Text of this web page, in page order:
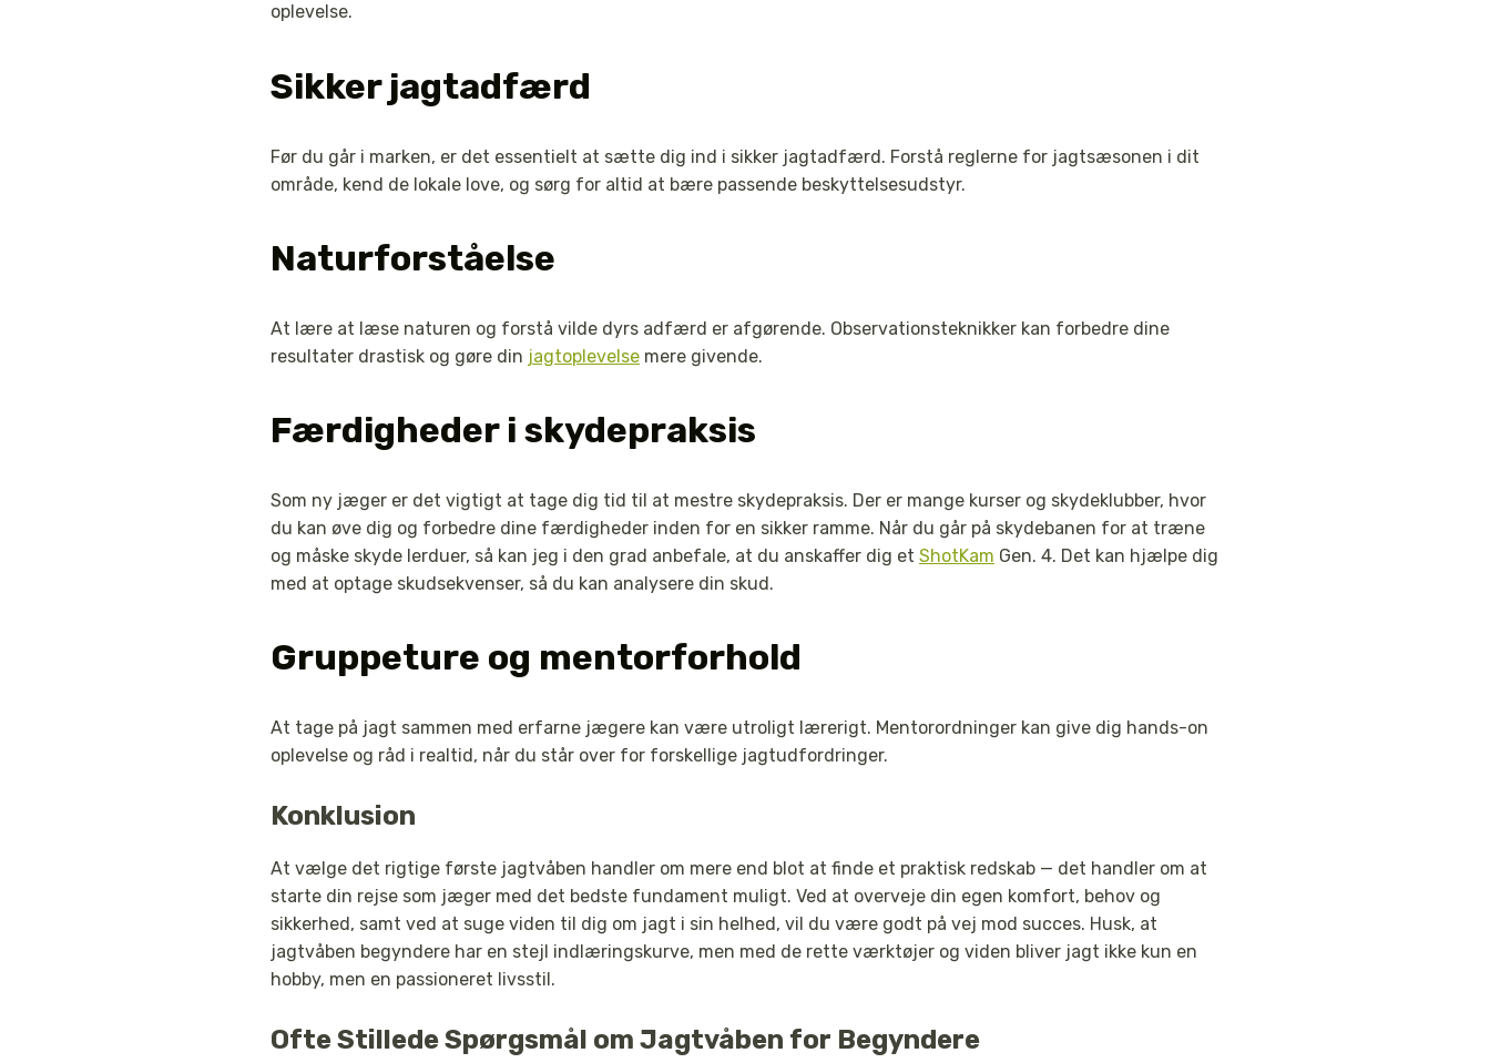
oplevelse.
Sikker jagtadfærd
Før du går i marken, er det essentielt at sætte dig ind i sikker jagtadfærd. Forstå reglerne for jagtsæsonen i dit
område, kend de lokale love, og sørg for altid at bære passende beskyttelsesudstyr.
Naturforståelse
At lære at læse naturen og forstå vilde dyrs adfærd er afgørende. Observationsteknikker kan forbedre dine
resultater drastisk og gøre din jagtoplevelse mere givende.
Færdigheder i skydepraksis
Som ny jæger er det vigtigt at tage dig tid til at mestre skydepraksis. Der er mange kurser og skydeklubber, hvor
du kan øve dig og forbedre dine færdigheder inden for en sikker ramme. Når du går på skydebanen for at træne
og måske skyde lerduer, så kan jeg i den grad anbefale, at du anskaffer dig et ShotKam Gen. 4. Det kan hjælpe dig
med at optage skudsekvenser, så du kan analysere din skud.
Gruppeture og mentorforhold
At tage på jagt sammen med erfarne jægere kan være utroligt lærerigt. Mentorordninger kan give dig hands-on
oplevelse og råd i realtid, når du står over for forskellige jagtudfordringer.
Konklusion
At vælge det rigtige første jagtvåben handler om mere end blot at finde et praktisk redskab — det handler om at
starte din rejse som jæger med det bedste fundament muligt. Ved at overveje din egen komfort, behov og
sikkerhed, samt ved at suge viden til dig om jagt i sin helhed, vil du være godt på vej mod succes. Husk, at
jagtvåben begyndere har en stejl indlæringskurve, men med de rette værktøjer og viden bliver jagt ikke kun en
hobby, men en passioneret livsstil.
Ofte Stillede Spørgsmål om Jagtvåben for Begyndere